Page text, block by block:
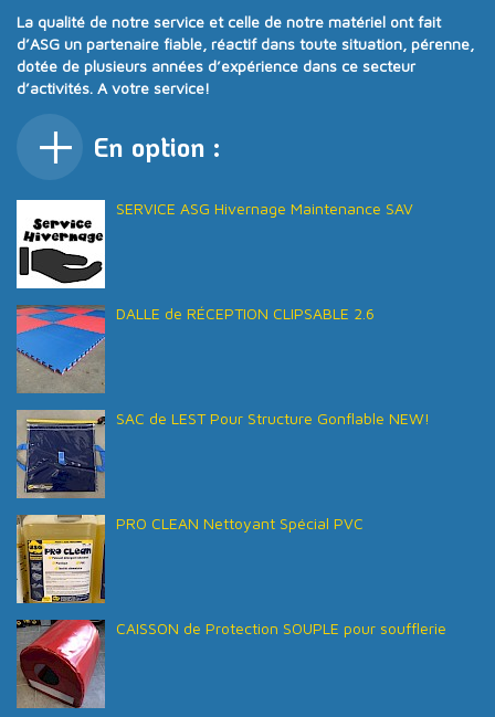
La qualité de notre service et celle de notre matériel ont fait
d’ASG un partenaire fiable, réactif dans toute situation, pérenne,
dotée de plusieurs années d’expérience dans ce secteur
d’activités. A votre service!
En option :
SERVICE ASG Hivernage Maintenance SAV
DALLE de RÉCEPTION CLIPSABLE 2.6
SAC de LEST Pour Structure Gonflable NEW!
PRO CLEAN Nettoyant Spécial PVC
CAISSON de Protection SOUPLE pour soufflerie